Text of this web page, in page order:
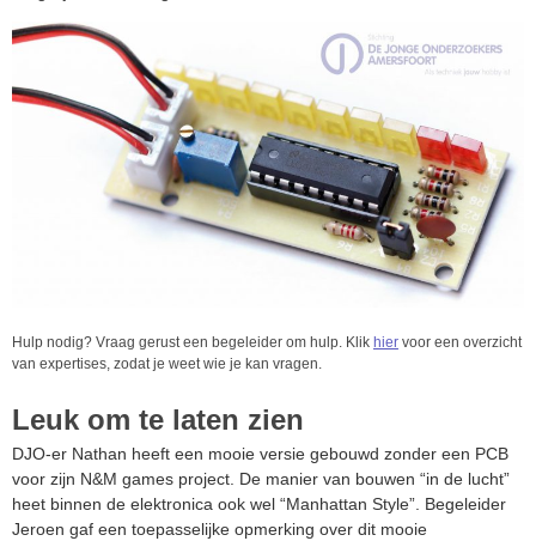
Hulp nodig? Vraag gerust een begeleider om hulp. Klik hier voor een overzicht
van expertises, zodat je weet wie je kan vragen.
Leuk om te laten zien
DJO-er Nathan heeft een mooie versie gebouwd zonder een PCB
voor zijn N&M games project. De manier van bouwen “in de lucht”
heet binnen de elektronica ook wel “Manhattan Style”. Begeleider
Jeroen gaf een toepasselijke opmerking over dit mooie